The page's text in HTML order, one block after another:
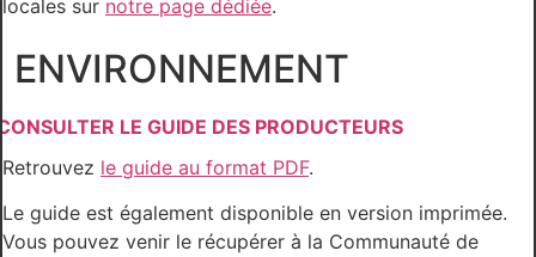
locales sur notre page dédiée.
ENVIRONNEMENT
LE GUIDE DES PRODUCTEURS
Retrouvez le guide au format PDF.
Le guide est également disponible en version imprimée.
Vous pouvez venir le récupérer à la Communauté de